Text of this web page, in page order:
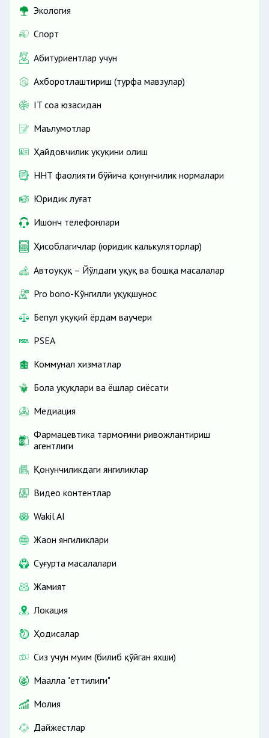
Экология
Спорт
Абитуриентлар учун
Ахборотлаштириш (турфа мавзулар)
IT соҳа юзасидан
Маълумотлар
Ҳайдовчилик ҳуқуқини олиш
ННТ фаолияти бўйича қонунчилик нормалари
Юридик луғат
Ишонч телефонлари
Ҳисоблагичлар (юридик калькуляторлар)
Автоҳуқуқ – Йўлдаги ҳуқуқ ва бошқа масалалар
Pro bono-Кўнгилли ҳуқуқшунос
Бепул ҳуқуқий ёрдам ваучери
PSEA
Коммунал хизматлар
Бола ҳуқуқлари ва ёшлар сиёсати
Медиация
Фармацевтика тармоғини ривожлантириш
агентлиги
Қонунчиликдаги янгиликлар
Видео контентлар
Wakil AI
Жаҳон янгиликлари
Cуғурта масалалари
Жамият
Локация
Ҳодисалар
Сиз учун муҳим (билиб қўйган яхши)
Маҳалла "еттилиги"
Молия
Дайжестлар